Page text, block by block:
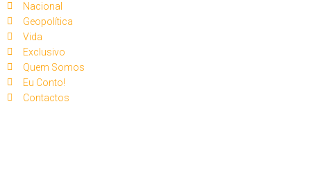
Nacional
Geopolítica
Vida
Exclusivo
Quem Somos
Eu Conto!
Contactos